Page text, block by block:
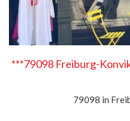
***79098 Freiburg-
79098 in